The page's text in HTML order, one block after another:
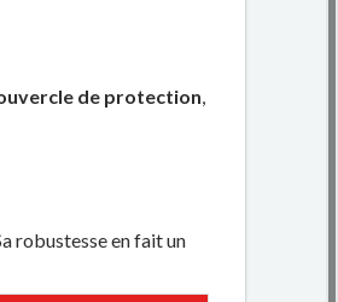
de protection,
robustesse en fait un